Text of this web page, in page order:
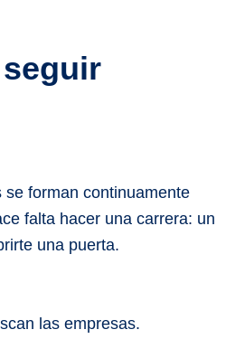
forman continuamente
falta hacer una carrera: un
una puerta.
las empresas.